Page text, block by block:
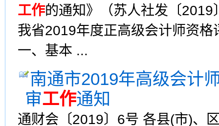
工作的通知》（苏人社发〔
我省2019年度正高级会计师资格
一、基本 ...
南通市2019年高级会计
审工作通知
通财会〔2019〕6号 各县(市)、